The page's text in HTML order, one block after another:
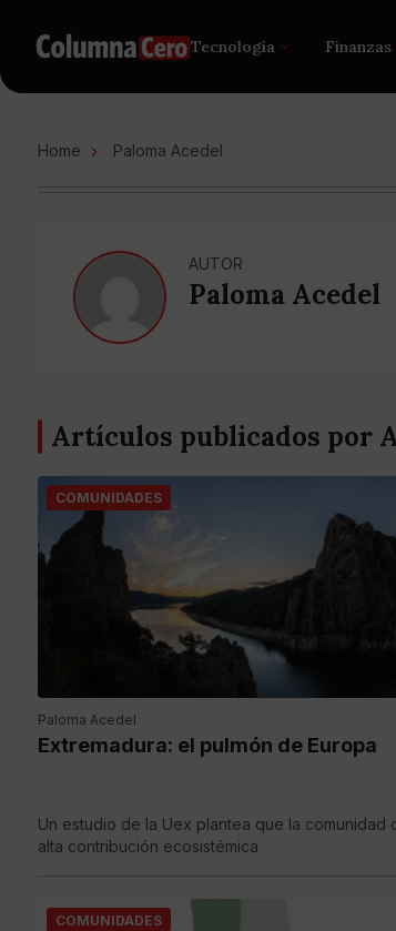
Tecnología Finanzas
Home Paloma Acedel
AUTOR
Paloma Acedel
Artículos publicados por
COMUNIDADES
Paloma Acedel
Extremadura: el pulmón de Europa
Un estudio de la Uex plantea que la comunidad
alta contribución ecosistémica
COMUNIDADES